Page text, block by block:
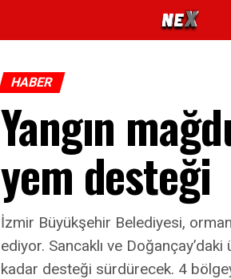
HABER
Yangın
yem desteği
İzmir Büyükşehir Belediyesi,
ediyor. Sancaklı ve
kadar desteği sürdürecek. 4